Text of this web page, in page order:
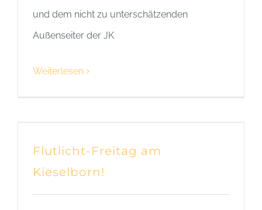
und dem nicht zu unterschätzenden
Außenseiter der JK
Weiterlesen
Flutlicht-Freitag am
Kieselborn!